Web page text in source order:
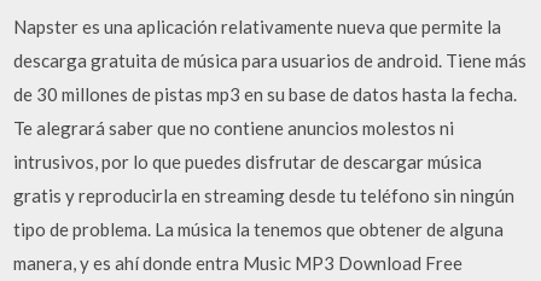
Napster es una aplicación relativamente nueva que permite la
descarga gratuita de música para usuarios de android. Tiene más
de 30 millones de pistas mp3 en su base de datos hasta la fecha.
Te alegrará saber que no contiene anuncios molestos ni
intrusivos, por lo que puedes disfrutar de descargar música
gratis y reproducirla en streaming desde tu teléfono sin ningún
tipo de problema. La música la tenemos que obtener de alguna
manera, y es ahí donde entra Music MP3 Download Free